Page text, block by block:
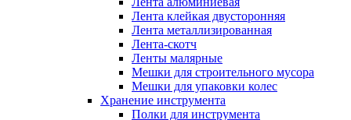
Лента клейкая двусторонняя
Лента металлизированная
Лента-скотч
Ленты малярные
Мешки для строительного мусора
Мешки для упаковки колес
Хранение инструмента
Полки для инструмента